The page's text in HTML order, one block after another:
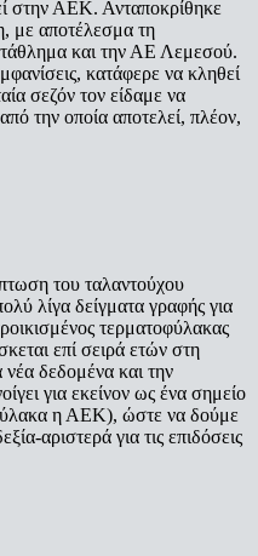
στην ΑΕΚ. Ανταποκρίθηκε
με αποτέλεσμα τη
και την ΑΕ Λεμεσού.
κατάφερε να κληθεί
σεζόν τον είδαμε να
την οποία αποτελεί, πλέον,
του ταλαντούχου
λίγα δείγματα γραφής για
τερματοφύλακας
επί σειρά ετών στη
δεδομένα και την
για εκείνον ως ένα σημείο
η ΑΕΚ), ώστε να δούμε
αριστερά για τις επιδόσεις